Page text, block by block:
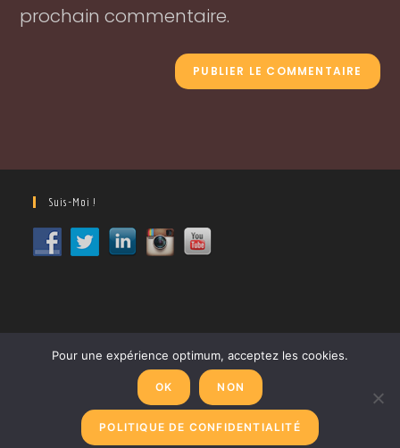
prochain commentaire.
Suis-Moi !
Politique de confidentialité Mentions Légales
Copyright - OceanWP Theme by OceanWP
Pour une expérience optimum, acceptez les cookies.
OK NON
POLITIQUE DE CONFIDENTIALITÉ